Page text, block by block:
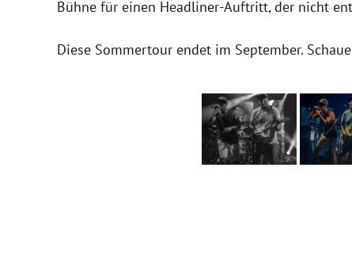
Bühne für einen Headliner-Auftritt, der nicht
Diese Sommertour endet im September.